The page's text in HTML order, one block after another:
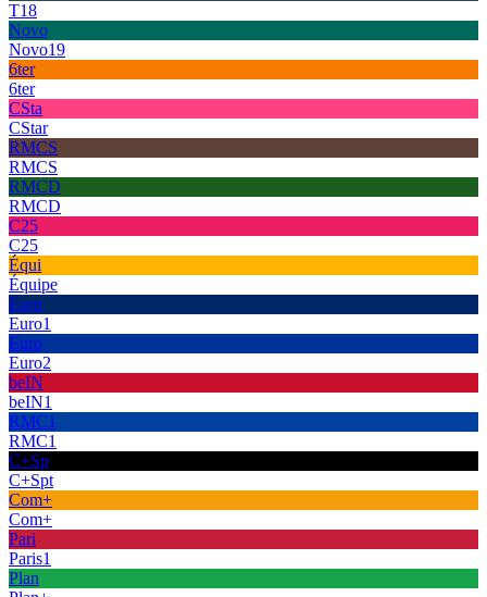
T18
Novo
Novo19
6ter
6ter
CSta
CStar
RMCS
RMCS
RMCD
RMCD
C25
C25
Équi
Équipe
Euro
Euro1
Euro
Euro2
beIN
beIN1
RMC1
RMC1
C+Sp
C+Spt
Com+
Com+
Pari
Paris1
Plan